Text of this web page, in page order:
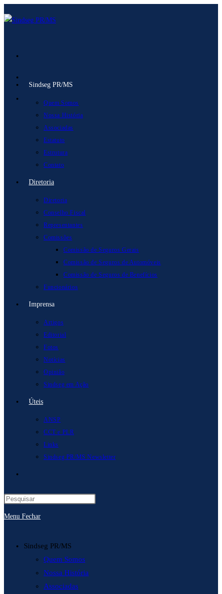
para
Sindseg PR/MS
Quem Somos
Nossa História
Associadas
Estatuto
Estrutura
Contato
Diretoria
Diretoria
Conselho Fiscal
Representantes
Comissões
Comissão de Seguros Gerais
Comissão de Seguros de Automóveis
Comissão de Seguros de Benefícios
Funcionários
Imprensa
Artigos
Editorial
Fotos
Notícias
Opinião
Sindseg em Ação
Úteis
ANSP
CCT e PLR
Links
Sindseg PR/MS Newsletter
pesquisa
do
site
Menu Fechar
Sindseg PR/MS
Quem Somos
Nossa História
Associadas